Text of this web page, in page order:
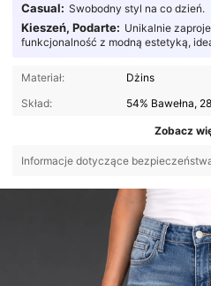
Casual: Swobodny styl na co dzień.
Kieszeń, Podarte: Unikalnie
funkcjonalność z modną estetyką,
Materiał:
Dżins
Skład:
Zobacz
Informacje dotyczące